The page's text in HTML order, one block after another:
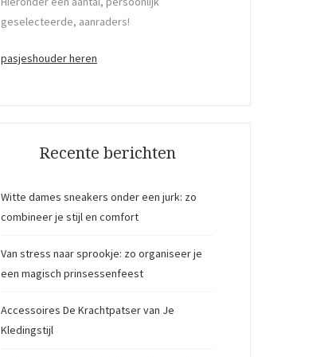
geselecteerde, aanraders!
pasjeshouder heren
Recente berichten
Witte dames sneakers onder een jurk: zo
combineer je stijl en comfort
Van stress naar sprookje: zo organiseer je
een magisch prinsessenfeest
Accessoires De Krachtpatser van Je
Kledingstijl